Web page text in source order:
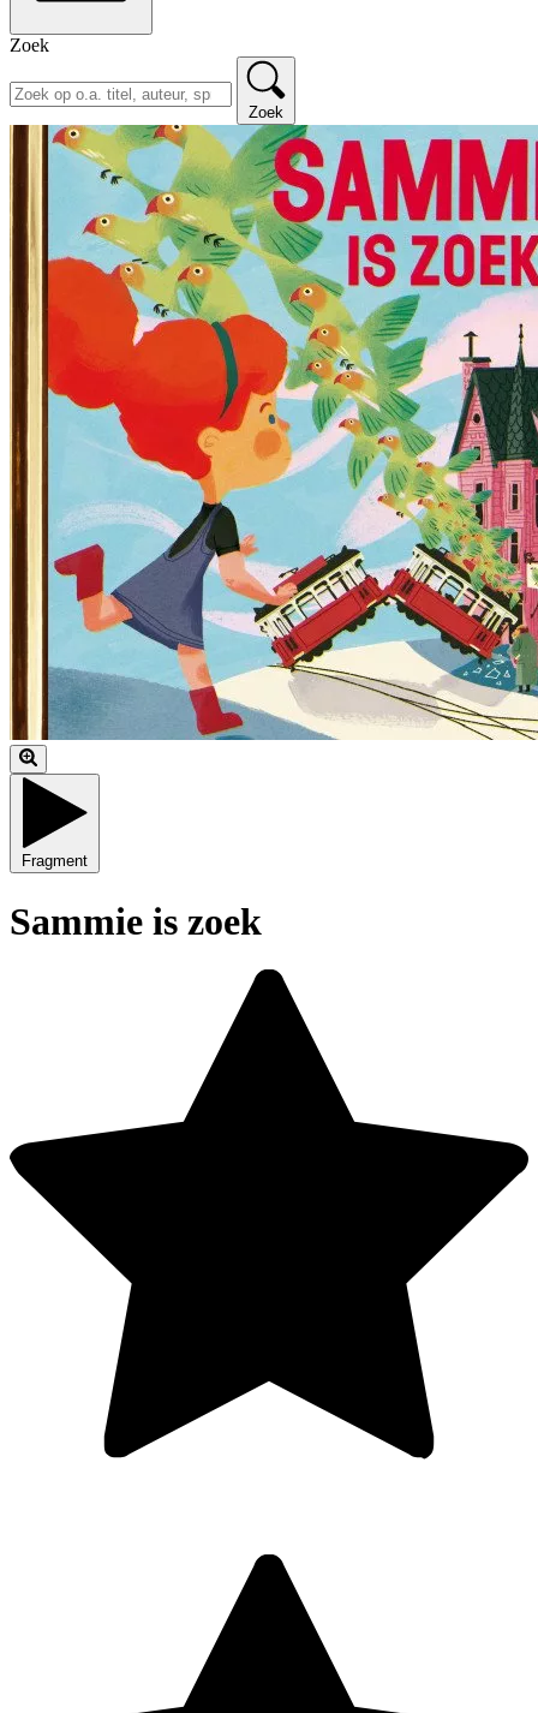
Zoek
Zoek
Fragment
Sammie is zoek